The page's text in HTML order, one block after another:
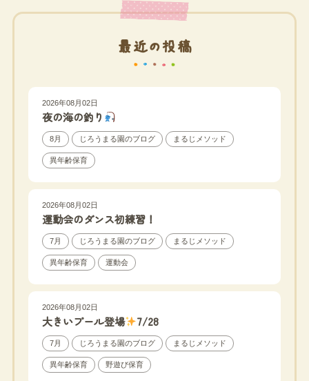
最近の投稿
2026年08月02日
夜の海の釣り
8月 じろうまる園のブログ まるじメソッド
異年齢保育
2026年08月02日
運動会のダンス初練習！
7月 じろうまる園のブログ まるじメソッド
異年齢保育 運動会
2026年08月02日
大きいプール登場 7/28
7月 じろうまる園のブログ まるじメソッド
異年齢保育 野遊び保育